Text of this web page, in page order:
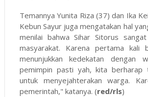
Temannya Yunita Riza (37) dan Ika
Kebun Sayur juga mengatakan hal
menilai bahwa Sihar Sitorus
masyarakat. Karena pertama kali
menunjukkan kedekatan dengan
pemimpin pasti yah, kita berharap
untuk menyejahterakan warga.
pemerintah," katanya. (red/rls)